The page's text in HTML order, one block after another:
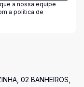
a nossa equipe
a política de
02 BANHEIROS,